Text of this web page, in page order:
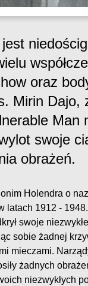
jest
oraz
Mirin Dajo,
Man
swoje
obrażeń.
Holendra o
latach 1912 -
swoje
sobie żadnej
mieczami.
żadnych
niezwykłych